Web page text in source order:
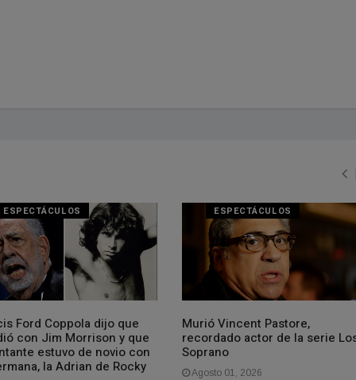
ESPECTÁCULOS
Ford Coppola dijo que
con Jim Morrison y que
estuvo de novio con
la Adrian de Rocky
ESPECTÁCULOS
Murió Vincent Pastore,
recordado actor de la serie
Soprano
Agosto 01, 2026